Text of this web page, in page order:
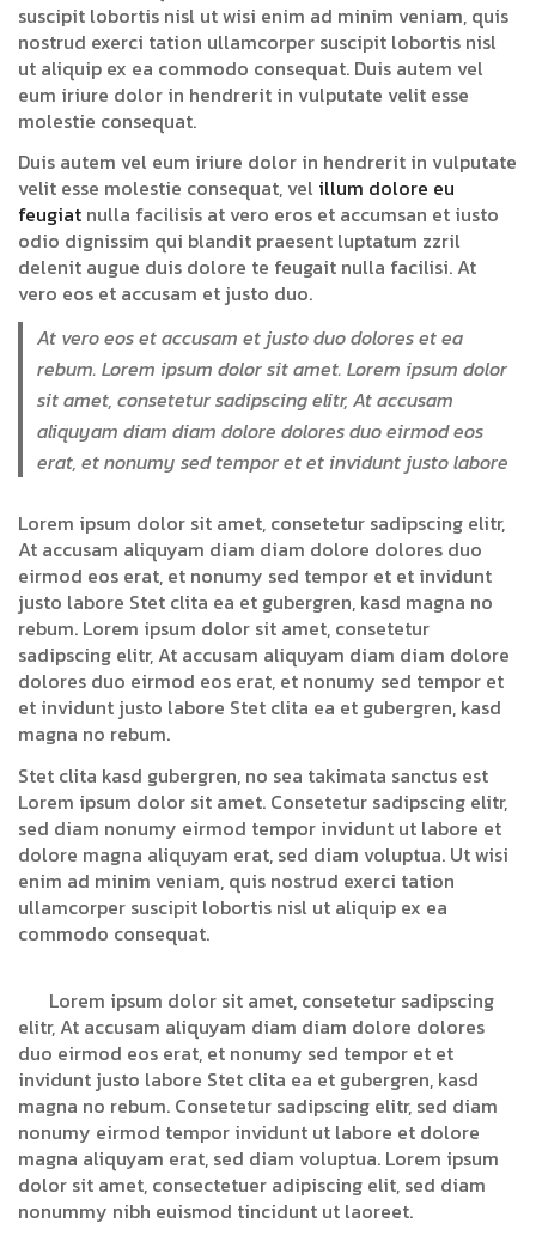
suscipit lobortis nisl ut wisi enim ad minim veniam, quis
nostrud exerci tation ullamcorper suscipit lobortis nisl
ut aliquip ex ea commodo consequat. Duis autem vel
eum iriure dolor in hendrerit in vulputate velit esse
molestie consequat.
Duis autem vel eum iriure dolor in hendrerit in vulputate
velit esse molestie consequat, vel illum dolore eu
feugiat nulla facilisis at vero eros et accumsan et iusto
odio dignissim qui blandit praesent luptatum zzril
delenit augue duis dolore te feugait nulla facilisi. At
vero eos et accusam et justo duo.
At vero eos et accusam et justo duo dolores et ea
rebum. Lorem ipsum dolor sit amet. Lorem ipsum dolor
sit amet, consetetur sadipscing elitr, At accusam
aliquyam diam diam dolore dolores duo eirmod eos
erat, et nonumy sed tempor et et invidunt justo labore
Lorem ipsum dolor sit amet, consetetur sadipscing elitr,
At accusam aliquyam diam diam dolore dolores duo
eirmod eos erat, et nonumy sed tempor et et invidunt
justo labore Stet clita ea et gubergren, kasd magna no
rebum. Lorem ipsum dolor sit amet, consetetur
sadipscing elitr, At accusam aliquyam diam diam dolore
dolores duo eirmod eos erat, et nonumy sed tempor et
et invidunt justo labore Stet clita ea et gubergren, kasd
magna no rebum.
Stet clita kasd gubergren, no sea takimata sanctus est
Lorem ipsum dolor sit amet. Consetetur sadipscing elitr,
sed diam nonumy eirmod tempor invidunt ut labore et
dolore magna aliquyam erat, sed diam voluptua. Ut wisi
enim ad minim veniam, quis nostrud exerci tation
ullamcorper suscipit lobortis nisl ut aliquip ex ea
commodo consequat.
Lorem ipsum dolor sit amet, consetetur sadipscing
elitr, At accusam aliquyam diam diam dolore dolores
duo eirmod eos erat, et nonumy sed tempor et et
invidunt justo labore Stet clita ea et gubergren, kasd
magna no rebum. Consetetur sadipscing elitr, sed diam
nonumy eirmod tempor invidunt ut labore et dolore
magna aliquyam erat, sed diam voluptua. Lorem ipsum
dolor sit amet, consectetuer adipiscing elit, sed diam
nonummy nibh euismod tincidunt ut laoreet.